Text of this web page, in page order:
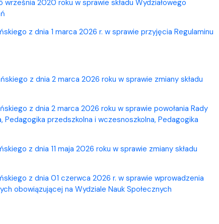
2020 roku w sprawie składu Wydziałowego
z dnia 1 marca 2026 r. w sprawie przyjęcia Regulaminu
z dnia 2 marca 2026 roku w sprawie zmiany składu
z dnia 2 marca 2026 roku w sprawie powołania Rady
przedszkolna i wczesnoszkolna, Pedagogika
z dnia 11 maja 2026 roku w sprawie zmiany składu
z dnia 01 czerwca 2026 r. w sprawie wprowadzenia
obowiązującej na Wydziale Nauk Społecznych